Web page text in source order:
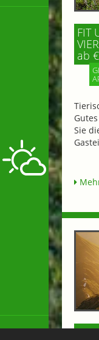
FIT
ab
Sie